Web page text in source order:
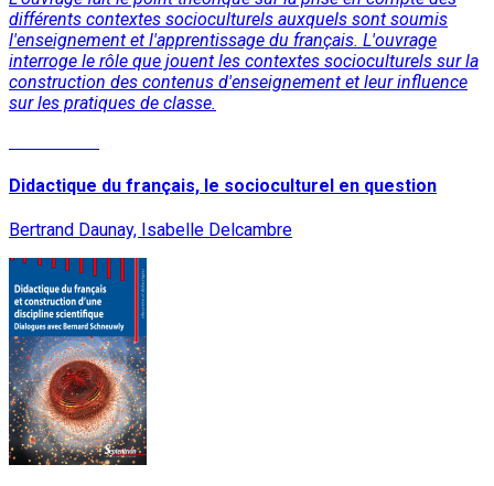
différents contextes socioculturels auxquels sont soumis
l'enseignement et l'apprentissage du français. L'ouvrage
interroge le rôle que jouent les contextes socioculturels sur la
construction des contenus d'enseignement et leur influence
sur les pratiques de classe.
Didactique du français, le socioculturel en question
Bertrand Daunay, Isabelle Delcambre